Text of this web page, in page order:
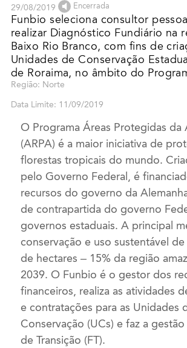
29/08/2019 Encerrada
Funbio seleciona consultor
realizar Diagnóstico Fundiário na
Baixo Rio Branco, com fins de
Unidades de Conservação
de Roraima, no âmbito do
Região: Norte
Data Limite: 11/09/2019
O Programa Áreas Protegidas da
(ARPA) é a maior iniciativa de
florestas tropicais do mundo.
pelo Governo Federal, é
recursos do governo da
de contrapartida do governo
governos estaduais. A principal
conservação e uso sustentável
de hectares – 15% da região
2039. O Funbio é o gestor dos
financeiros, realiza as atividades
e contratações para as Unidades
Conservação (UCs) e faz a
de Transição (FT).